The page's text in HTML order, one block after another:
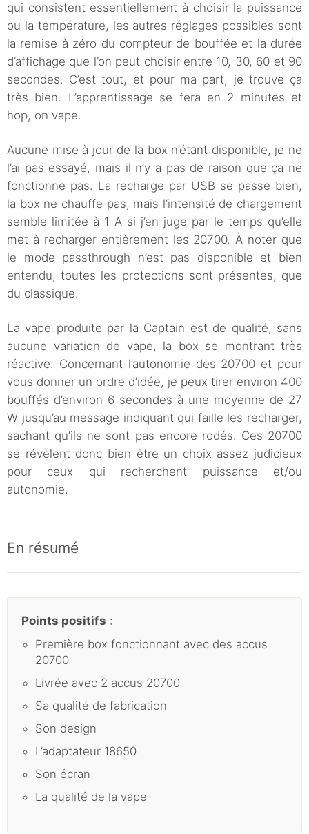
qui consistent essentiellement à choisir la puissance
ou la température, les autres réglages possibles sont
la remise à zéro du compteur de bouffée et la durée
d’affichage que l’on peut choisir entre 10, 30, 60 et 90
secondes. C’est tout, et pour ma part, je trouve ça
très bien. L’apprentissage se fera en 2 minutes et
hop, on vape.
Aucune mise à jour de la box n’étant disponible, je ne
l’ai pas essayé, mais il n’y a pas de raison que ça ne
fonctionne pas. La recharge par USB se passe bien,
la box ne chauffe pas, mais l’intensité de chargement
semble limitée à 1 A si j’en juge par le temps qu’elle
met à recharger entièrement les 20700. À noter que
le mode passthrough n’est pas disponible et bien
entendu, toutes les protections sont présentes, que
du classique.
La vape produite par la Captain est de qualité, sans
aucune variation de vape, la box se montrant très
réactive. Concernant l’autonomie des 20700 et pour
vous donner un ordre d’idée, je peux tirer environ 400
bouffés d’environ 6 secondes à une moyenne de 27
W jusqu’au message indiquant qui faille les recharger,
sachant qu’ils ne sont pas encore rodés. Ces 20700
se révèlent donc bien être un choix assez judicieux
pour ceux qui recherchent puissance et/ou
autonomie.
En résumé
Points positifs :
Première box fonctionnant avec des accus
20700
Livrée avec 2 accus 20700
Sa qualité de fabrication
Son design
L’adaptateur 18650
Son écran
La qualité de la vape